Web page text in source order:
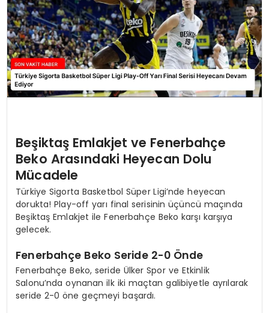
Beşiktaş Emlakjet ve Fenerbahçe
Beko Arasındaki Heyecan Dolu
Mücadele
Türkiye Sigorta Basketbol Süper Ligi’nde heyecan
dorukta! Play-off yarı final serisinin üçüncü maçında
Beşiktaş Emlakjet ile Fenerbahçe Beko karşı karşıya
gelecek.
Fenerbahçe Beko Seride 2-0 Önde
Fenerbahçe Beko, seride Ülker Spor ve Etkinlik
Salonu’nda oynanan ilk iki maçtan galibiyetle ayrılarak
seride 2-0 öne geçmeyi başardı.